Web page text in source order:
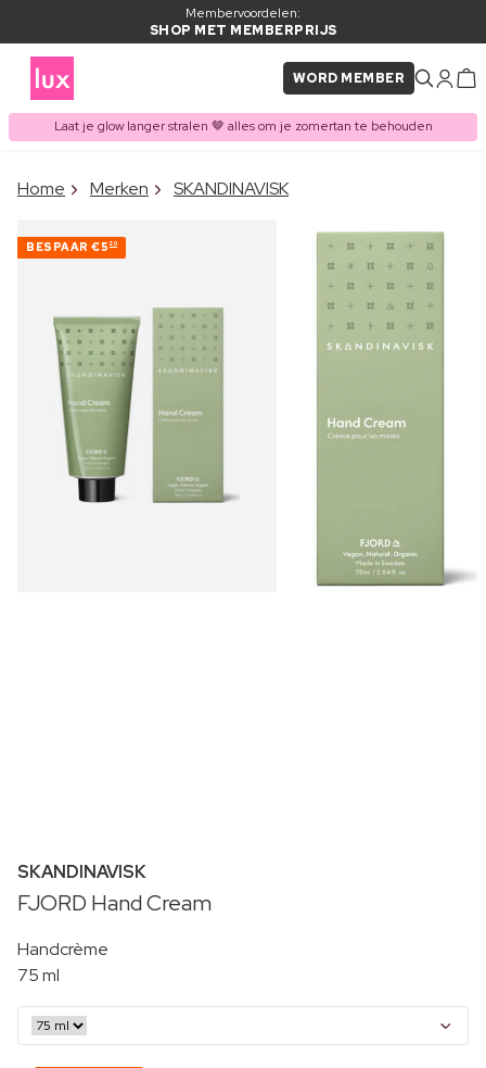
Membervoordelen:
SHOP MET MEMBERPRIJS
WORD MEMBER
Laat je glow langer stralen 🤎 alles om je zomertan te behouden
ITEM TOEGEVOEGD AAN
Home Merken SKANDINAVISK
BESPAAR €5 20
SKANDINAVISK
FJORD Hand Cream
Handcrème
75 ml